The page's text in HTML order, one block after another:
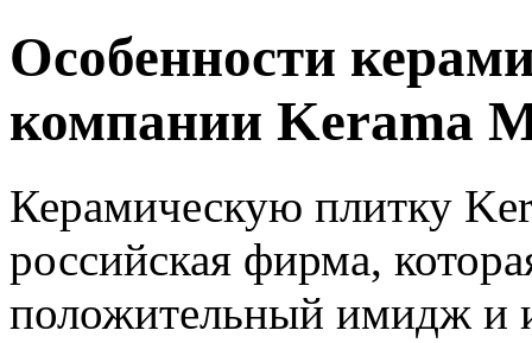
Особенности
компании Kerama
Керамическую плитку
российская фирма,
положительный имидж и